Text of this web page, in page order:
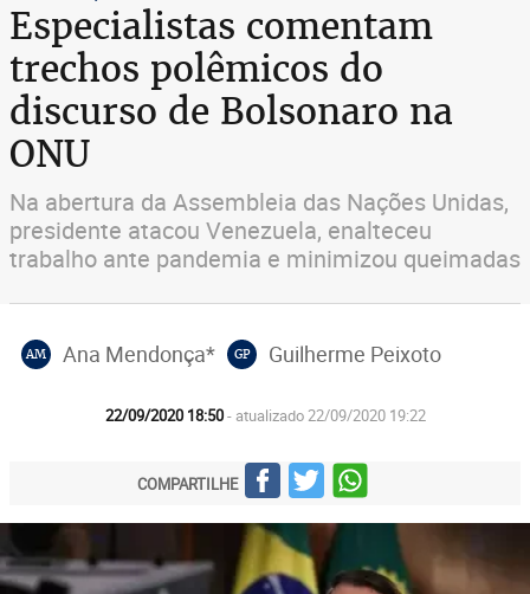
Especialistas comentam
trechos polêmicos do
discurso de Bolsonaro na
ONU
Na abertura da Assembleia das Nações Unidas,
presidente atacou Venezuela, enalteceu
trabalho ante pandemia e minimizou queimadas
AM Ana Mendonça* GP Guilherme Peixoto
22/09/2020 18:50- atualizado 22/09/2020 19:22
COMPARTILHE